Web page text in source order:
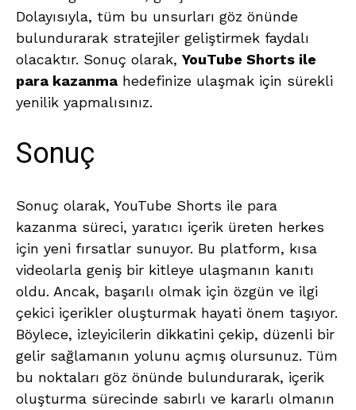
Dolayısıyla, tüm bu unsurları göz önünde
bulundurarak stratejiler geliştirmek faydalı
olacaktır. Sonuç olarak, YouTube Shorts ile
para kazanma hedefinize ulaşmak için sürekli
yenilik yapmalısınız.
Sonuç
Sonuç olarak, YouTube Shorts ile para
kazanma süreci, yaratıcı içerik üreten herkes
için yeni fırsatlar sunuyor. Bu platform, kısa
videolarla geniş bir kitleye ulaşmanın kanıtı
oldu. Ancak, başarılı olmak için özgün ve ilgi
çekici içerikler oluşturmak hayati önem taşıyor.
Böylece, izleyicilerin dikkatini çekip, düzenli bir
gelir sağlamanın yolunu açmış olursunuz. Tüm
bu noktaları göz önünde bulundurarak, içerik
oluşturma sürecinde sabırlı ve kararlı olmanın